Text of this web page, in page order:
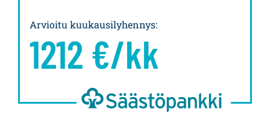
Arvioitu kuukausilyhennys:
1212 €/kk